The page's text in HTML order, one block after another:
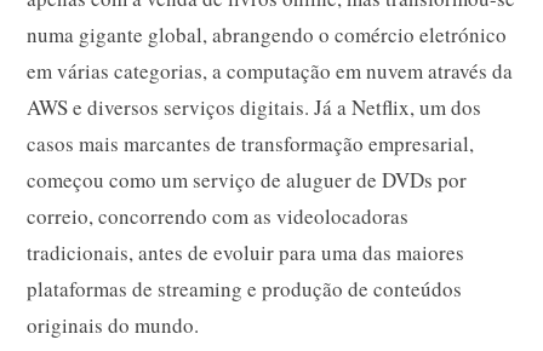
numa gigante global, abrangendo o comércio eletrónico
em várias categorias, a computação em nuvem através da
AWS e diversos serviços digitais. Já a Netflix, um dos
casos mais marcantes de transformação empresarial,
começou como um serviço de aluguer de DVDs por
correio, concorrendo com as videolocadoras
tradicionais, antes de evoluir para uma das maiores
plataformas de streaming e produção de conteúdos
originais do mundo.